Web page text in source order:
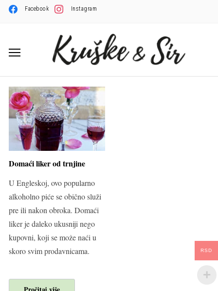
Facebook Instagram
Domaći liker od trnjine
U Engleskoj, ovo popularno
alkoholno piće se obično služi
pre ili nakon obroka. Domaći
liker je daleko ukusniji nego
kupovni, koji se może naći u
skoro svim prodavnicama.
RSD